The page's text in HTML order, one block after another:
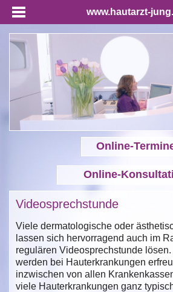
www.hautarzt-
Online-
Online-
Videosprechstunde
Viele dermatologische oder
lassen sich hervorragend auch im
regulären Videosprechstunde
werden bei Hauterkrankungen
inzwischen von allen
viele Hauterkrankungen ganz